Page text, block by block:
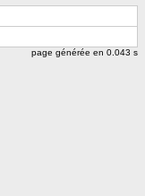
page générée en 0.043 s